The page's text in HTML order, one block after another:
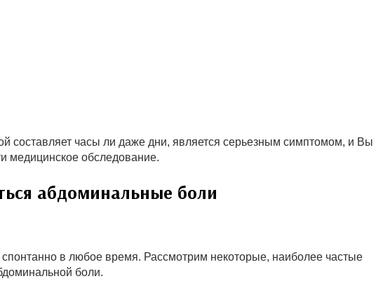
составляет часы ли даже дни, является серьезным симптомом, и Вы
медицинское обследование.
абдоминальные боли
в любое время. Рассмотрим некоторые, наиболее частые
боли.